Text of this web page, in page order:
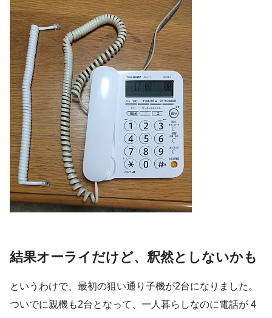
結果オーライだけど、釈然としないかも
というわけで、最初の狙い通り子機が2台になりました。
ついでに親機も2台となって、一人暮らしなのに電話が 4